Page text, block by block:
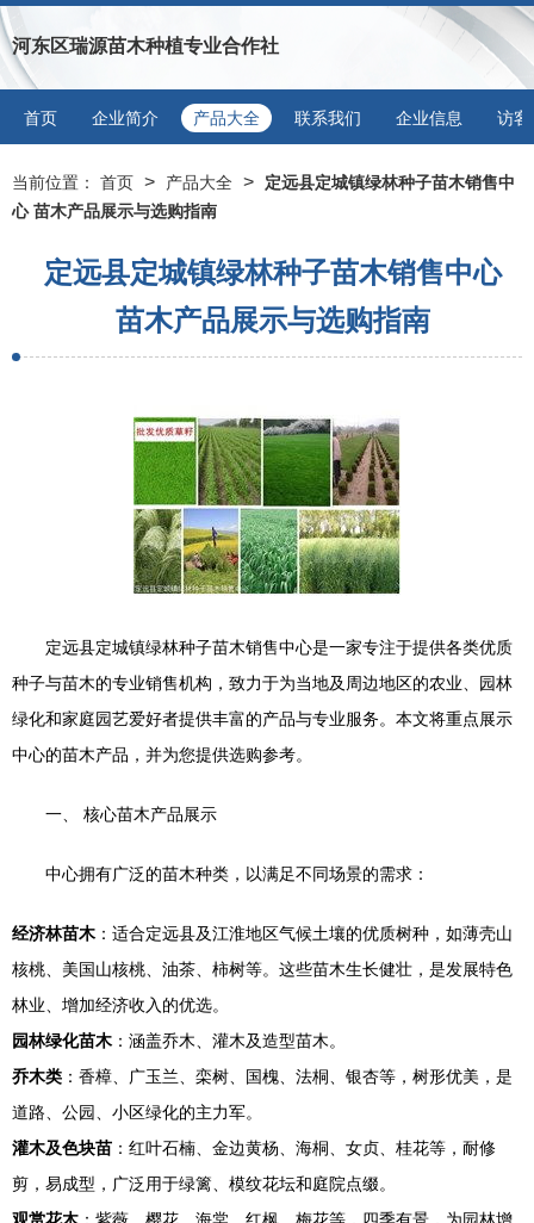
河东区瑞源苗木种植专业合作社
首页 企业简介 产品大全 联系我们 企业信息 访客
当前位置： 首页 > 产品大全 >
定远县定城镇绿林种子苗木销售中
心 苗木产品展示与选购指南
定远县定城镇绿林种子苗木销售中心
苗木产品展示与选购指南
定远县定城镇绿林种子苗木销售中心是一家专注于提供各类优质
种子与苗木的专业销售机构，致力于为当地及周边地区的农业、园林
绿化和家庭园艺爱好者提供丰富的产品与专业服务。本文将重点展示
中心的苗木产品，并为您提供选购参考。
一、 核心苗木产品展示
中心拥有广泛的苗木种类，以满足不同场景的需求：
经济林苗木 ：适合定远县及江淮地区气候土壤的优质树种，如薄壳山
核桃、美国山核桃、油茶、柿树等。这些苗木生长健壮，是发展特色
林业、增加经济收入的优选。
园林绿化苗木 ：涵盖乔木、灌木及造型苗木。
乔木类 ：香樟、广玉兰、栾树、国槐、法桐、银杏等，树形优美，是
道路、公园、小区绿化的主力军。
灌木及色块苗 ：红叶石楠、金边黄杨、海桐、女贞、桂花等，耐修
剪，易成型，广泛用于绿篱、模纹花坛和庭院点缀。